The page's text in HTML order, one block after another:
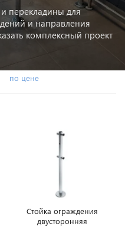
перекладины для
и направления
комплексный проект
по цене
Стойка ограждения
двусторонняя